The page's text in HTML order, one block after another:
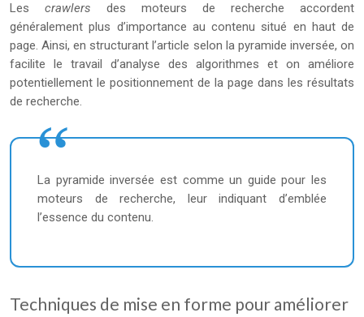
Les crawlers des moteurs de recherche accordent
généralement plus d’importance au contenu situé en haut de
page. Ainsi, en structurant l’article selon la pyramide inversée, on
facilite le travail d’analyse des algorithmes et on améliore
potentiellement le positionnement de la page dans les résultats
de recherche.
La pyramide inversée est comme un guide pour les
moteurs de recherche, leur indiquant d’emblée
l’essence du contenu.
Techniques de mise en forme pour améliorer